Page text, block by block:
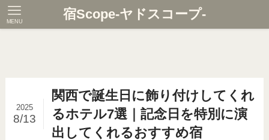
宿Scope-ヤドスコープ-
MENU
関西で誕生日に飾り付けしてくれ
るホテル7選｜記念日を特別に演
出してくれるおすすめ宿
2025
8/13